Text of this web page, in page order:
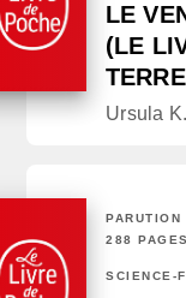
LE
(LE
Ursula
288 PAGES
SCIENCE-